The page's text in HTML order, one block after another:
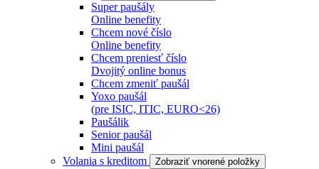
Super paušály
Online benefity
Chcem nové číslo
Online benefity
Chcem preniesť číslo
Dvojitý online bonus
Chcem zmeniť paušál
Yoxo paušál
(pre ISIC, ITIC, EURO<26)
Paušálik
Senior paušál
Mini paušál
Volania s kreditom
Zobraziť vnorené položky